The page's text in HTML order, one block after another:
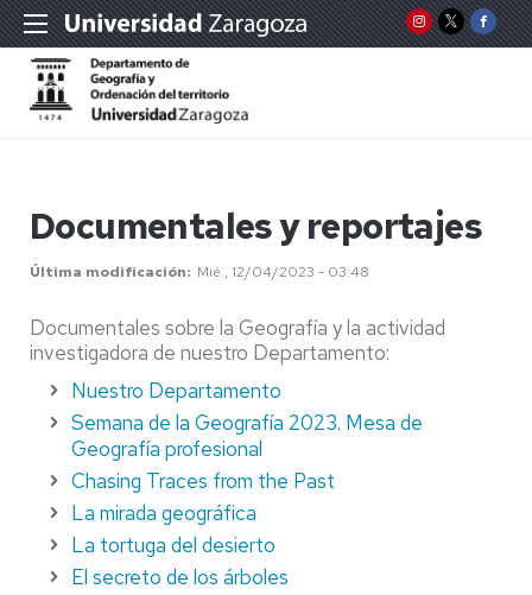
Documentales y reportajes
Última modificación Mié , 12/04/2023 - 03:48
Documentales sobre la Geografía y la actividad
investigadora de nuestro Departamento:
Nuestro Departamento
Semana de la Geografía 2023. Mesa de
Geografía profesional
Chasing Traces from the Past
La mirada geográfica
La tortuga del desierto
El secreto de los árboles